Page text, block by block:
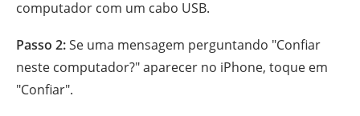
computador com um cabo USB.
Passo 2:Se uma mensagem perguntando "Confiar
neste computador?" aparecer no iPhone, toque em
"Confiar".